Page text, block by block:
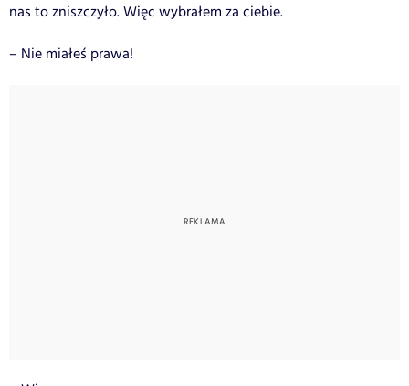
nas to zniszczyło. Więc wybrałem za ciebie.
– Nie miałeś prawa!